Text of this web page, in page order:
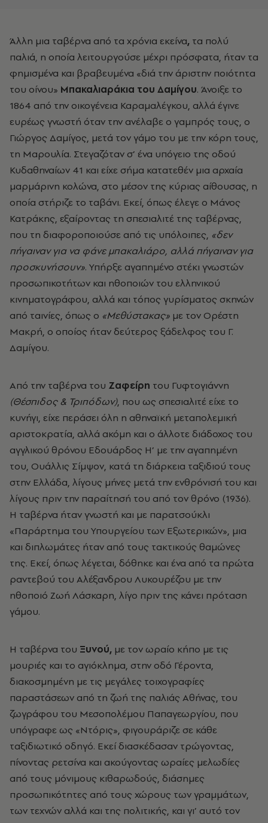
Άλλη μια ταβέρνα από τα χρόνια εκείνα, τα πολύ
παλιά, η οποία λειτουργούσε μέχρι πρόσφατα, ήταν τα
φημισμένα και βραβευμένα «διά την άριστην ποιότητα
του οίνου» Μπακαλιαράκια του Δαμίγου. Άνοιξε το
1864 από την οικογένεια Καραμαλέγκου, αλλά έγινε
ευρέως γνωστή όταν την ανέλαβε ο γαμπρός τους, ο
Γιώργος Δαμίγος, μετά τον γάμο του με την κόρη τους,
τη Μαρουλία. Στεγαζόταν σ’ ένα υπόγειο της οδού
Κυδαθηναίων 41 και είχε σήμα κατατεθέν μια αρχαία
μαρμάρινη κολώνα, στο μέσον της κύριας αίθουσας, η
οποία στήριζε το ταβάνι. Εκεί, όπως έλεγε ο Μάνος
Κατράκης, εξαίροντας τη σπεσιαλιτέ της ταβέρνας,
που τη διαφοροποιούσε από τις υπόλοιπες, «δεν
πήγαιναν για να φάνε μπακαλιάρο, αλλά πήγαιναν για
προσκυνήσουν». Υπήρξε αγαπημένο στέκι γνωστών
προσωπικοτήτων και ηθοποιών του ελληνικού
κινηματογράφου, αλλά και τόπος γυρίσματος σκηνών
από ταινίες, όπως ο «Μεθύστακας» με τον Ορέστη
Μακρή, ο οποίος ήταν δεύτερος ξάδελφος του Γ.
Δαμίγου.
Από την ταβέρνα του Ζαφείρη του Γυφτογιάννη
(Θέσπιδος & Τριπόδων), που ως σπεσιαλιτέ είχε το
κυνήγι, είχε περάσει όλη η αθηναϊκή μεταπολεμική
αριστοκρατία, αλλά ακόμη και ο άλλοτε διάδοχος του
αγγλικού θρόνου Εδουάρδος Η’ με την αγαπημένη
του, Ουάλλις Σίμψον, κατά τη διάρκεια ταξιδιού τους
στην Ελλάδα, λίγους μήνες μετά την ενθρόνισή του και
λίγους πριν την παραίτησή του από τον θρόνο (1936).
Η ταβέρνα ήταν γνωστή και με παρατσούκλι
«Παράρτημα του Υπουργείου των Εξωτερικών», μια
και διπλωμάτες ήταν από τους τακτικούς θαμώνες
της. Εκεί, όπως λέγεται, δόθηκε και ένα από τα πρώτα
ραντεβού του Αλέξανδρου Λυκουρέζου με την
ηθοποιό Ζωή Λάσκαρη, λίγο πριν της κάνει πρόταση
γάμου.
Η ταβέρνα του Ξυνού, με τον ωραίο κήπο με τις
μουριές και το αγιόκλημα, στην οδό Γέροντα,
διακοσμημένη με τις μεγάλες τοιχογραφίες
παραστάσεων από τη ζωή της παλιάς Αθήνας, του
ζωγράφου του Μεσοπολέμου Παπαγεωργίου, που
υπόγραφε ως «Ντόρις», φιγουράριζε σε κάθε
ταξιδιωτικό οδηγό. Εκεί διασκέδασαν τρώγοντας,
πίνοντας ρετσίνα και ακούγοντας ωραίες μελωδίες
από τους μόνιμους κιθαρωδούς, διάσημες
προσωπικότητες από τους χώρους των γραμμάτων,
των τεχνών αλλά και της πολιτικής, και γι’ αυτό τον